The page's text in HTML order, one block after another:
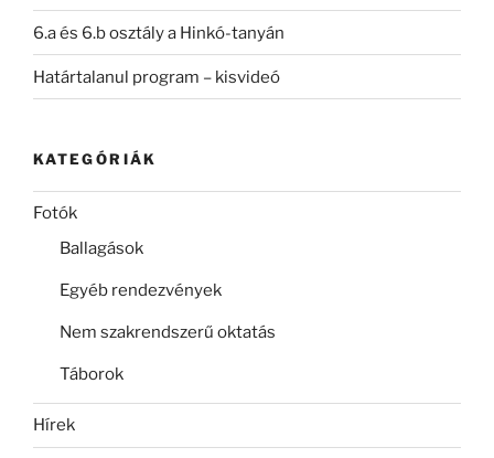
6.a és 6.b osztály a Hinkó-tanyán
Határtalanul program – kisvideó
KATEGÓRIÁK
Fotók
Ballagások
Egyéb rendezvények
Nem szakrendszerű oktatás
Táborok
Hírek